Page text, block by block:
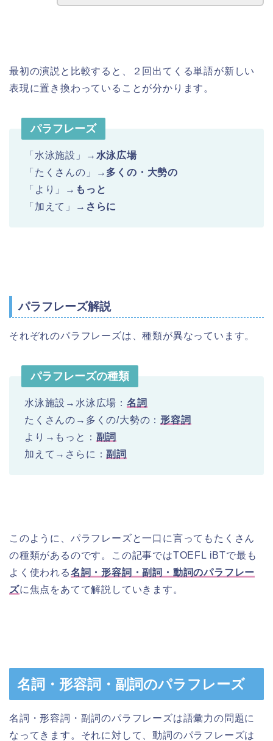
最初の演説と比較すると、２回出てくる単語が新しい
表現に置き換わっていることが分かります。
パラフレーズ
「水泳施設」→ 水泳広場
「たくさんの」→ 多くの・大勢の
「より」→ もっと
「加えて」→ さらに
パラフレーズ解説
それぞれのパラフレーズは、種類が異なっています。
パラフレーズの種類
水泳施設→水泳広場： 名詞
たくさんの→多くの/大勢の：形容詞
より→もっと： 副詞
加えて→さらに：副詞
このように、パラフレーズと一口に言ってもたくさん
の種類があるのです。この記事ではTOEFL iBTで最も
よく使われる名詞・形容詞・副詞・動詞のパラフレー
ズに焦点をあてて解説していきます。
名詞・形容詞・副詞のパラフレーズ
名詞・形容詞・副詞のパラフレーズは語彙力の問題に
なってきます。それに対して、動詞のパラフレーズは